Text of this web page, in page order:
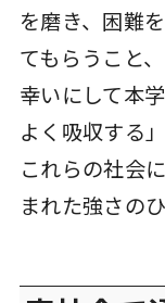
を磨き、困難
てもらうこと
幸いにして本
よく吸収する
これらの社会
まれた強さの